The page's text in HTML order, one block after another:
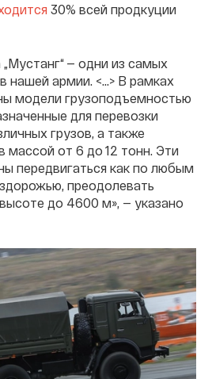
30% всей продкуции
— одни из самых
нашей армии. <...> В рамках
модели грузоподъемностью
для перевозки
грузов, а также
массой от 6 до 12 тонн. Эти
передвигаться как по любым
преодолевать
до 4600 м», — указано